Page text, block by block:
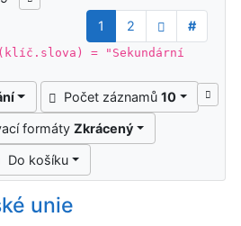
1
2
#
(klíč.slova) = "Sekundární
Počet záznamů 10
formáty Zkrácený
Do košíku
unie